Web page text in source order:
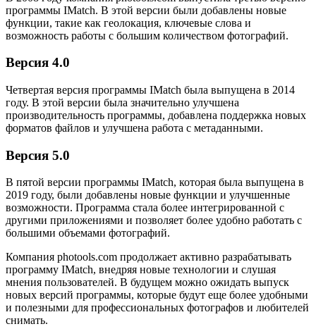
программы IMatch. В этой версии были добавлены новые
функции, такие как геолокация, ключевые слова и
возможность работы с большим количеством фотографий.
Версия 4.0
Четвертая версия программы IMatch была выпущена в 2014
году. В этой версии была значительно улучшена
производительность программы, добавлена поддержка новых
форматов файлов и улучшена работа с метаданными.
Версия 5.0
В пятой версии программы IMatch, которая была выпущена в
2019 году, были добавлены новые функции и улучшенные
возможности. Программа стала более интегрированной с
другими приложениями и позволяет более удобно работать с
большими объемами фотографий.
Компания photools.com продолжает активно разрабатывать
программу IMatch, внедряя новые технологии и слушая
мнения пользователей. В будущем можно ожидать выпуск
новых версий программы, которые будут еще более удобными
и полезными для профессиональных фотографов и любителей
снимать.